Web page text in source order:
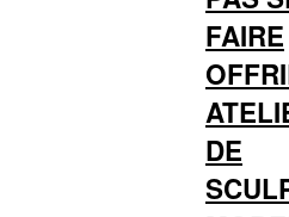
FAIRE
DE